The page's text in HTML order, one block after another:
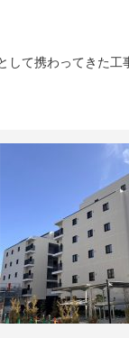
して携わってきた